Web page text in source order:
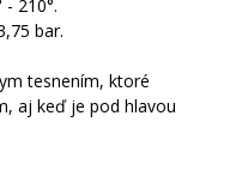
210°.
bar.
tesnením, ktoré
aj keď je pod hlavou